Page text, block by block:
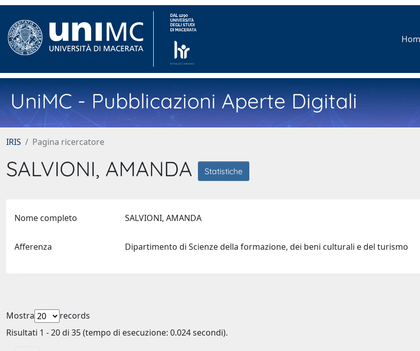
UniMC - Pubblicazioni Aperte Digitali
IRIS Pagina ricercatore
SALVIONI, AMANDA Statistiche
Nome completo SALVIONI, AMANDA
Afferenza Dipartimento di Scienze della formazione, dei beni culturali e del turismo
Mostra
records
Risultati 1 - 20 di 35 (tempo di esecuzione: 0.024 secondi).